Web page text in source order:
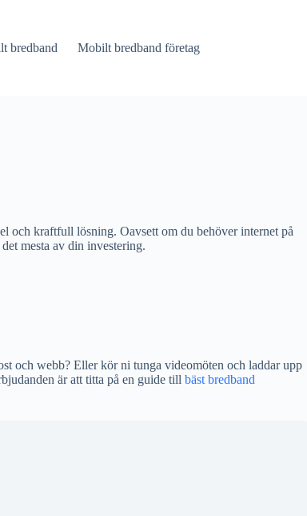
bredband Mobilt bredband företag
och kraftfull lösning. Oavsett om du behöver internet på
mesta av din investering.
och webb? Eller kör ni tunga videomöten och laddar upp
är att titta på en guide till bäst bredband